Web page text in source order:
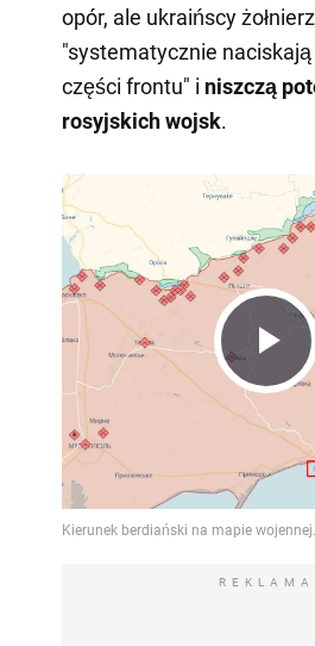
opór, ale ukraińscy
"systematycznie
części frontu" i niszczą
rosyjskich wojsk.
Play
REKLAMA